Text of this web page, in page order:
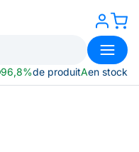
96,8%de produitAen stock